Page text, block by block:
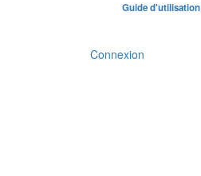
Guide d'utilisation
Connexion